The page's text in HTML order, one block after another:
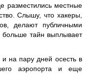
разместились местные
Слышу, что хакеры,
делают публичными
больше тайн выплывает
на пару дней осесть в
аэропорта и еще